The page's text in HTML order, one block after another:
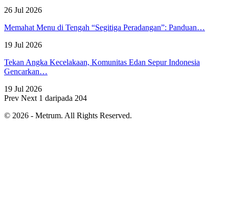
26 Jul 2026
Memahat Menu di Tengah “Segitiga Peradangan”: Panduan…
19 Jul 2026
Tekan Angka Kecelakaan, Komunitas Edan Sepur Indonesia
Gencarkan…
19 Jul 2026
Prev Next 1 daripada 204
© 2026 - Metrum. All Rights Reserved.